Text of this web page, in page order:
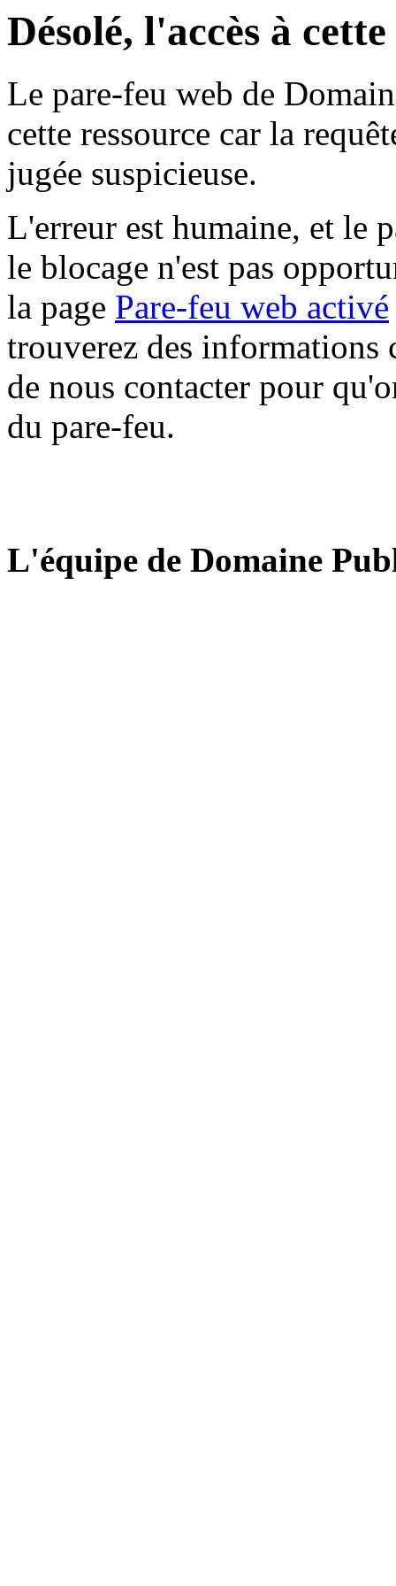
Désolé, l'accès à
Le pare-feu web de
cette ressource car la
jugée suspicieuse.
L'erreur est humaine, et le
le blocage n'est pas
la page Pare-feu web activé
trouverez des informations
de nous contacter pour
du pare-feu.
L'équipe de Domaine